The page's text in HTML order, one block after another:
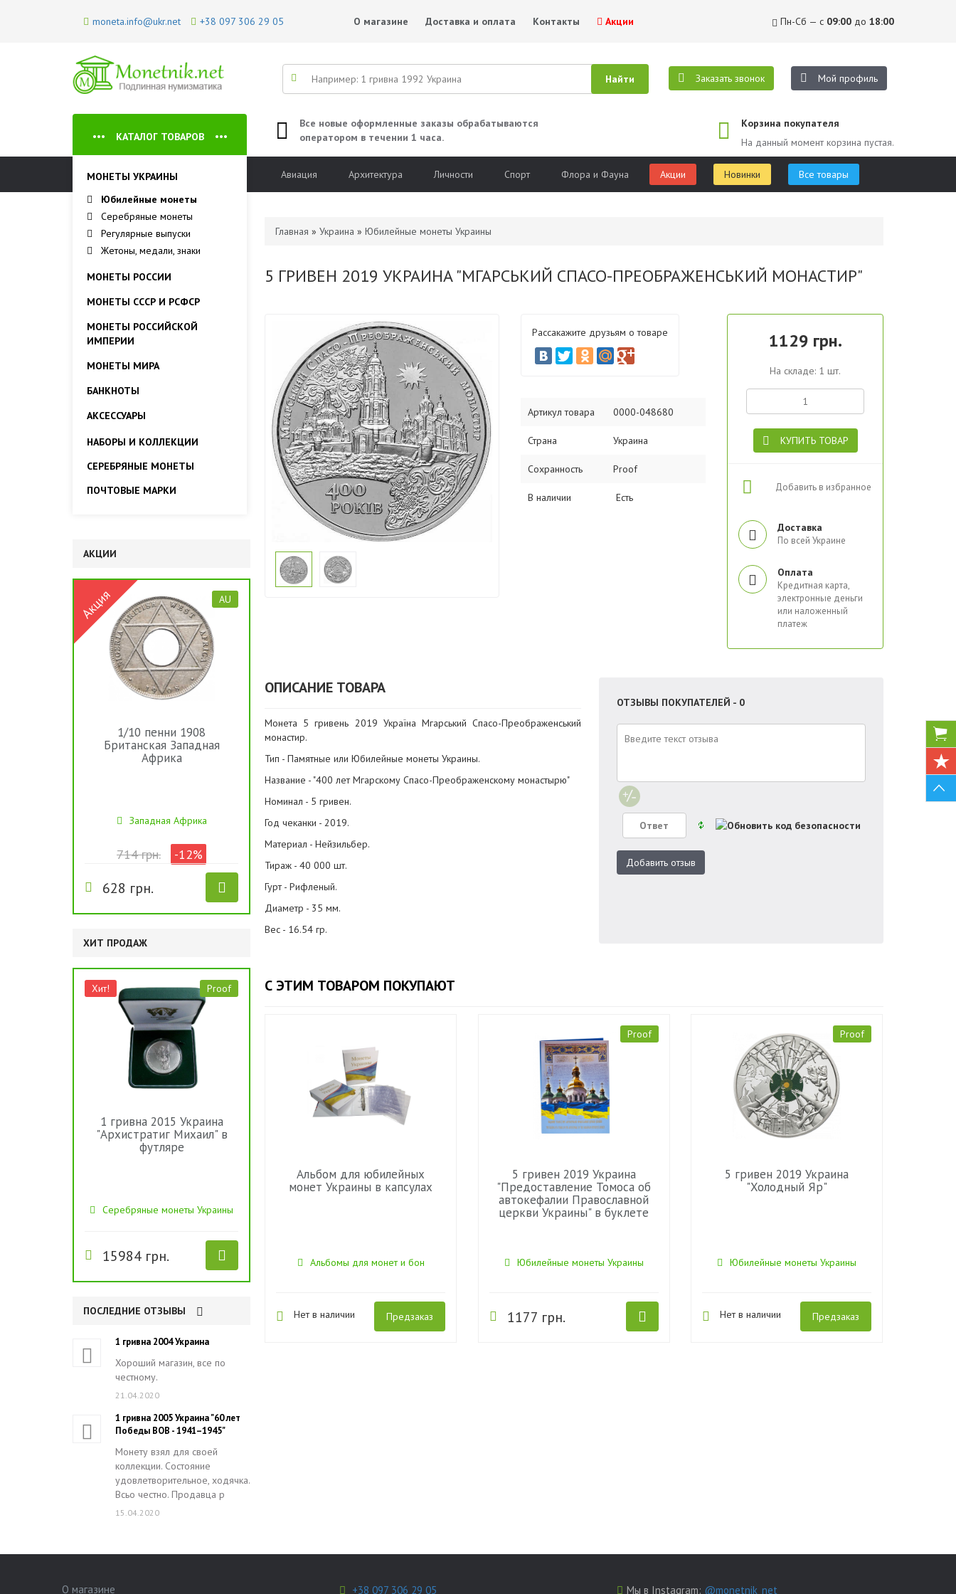
moneta.info@ukr.net +38 097 306 29 05 О магазине Доставка и оплата Контакты Акции Пн-Сб — с 09:00 до 18:00
Заказать звонок Мой профиль
Все новые оформленные заказы обрабатываются
оператором в течении 1 часа.
Корзина покупателя
На данный момент корзина пустая.
Авиация Архитектура Личности Спорт Флора и Фауна Акции Новинки Все товары
КАТАЛОГ ТОВАРОВ
МОНЕТЫ УКРАИНЫ
Юбилейные монеты
Серебряные монеты
Регулярные выпуски
Жетоны, медали, знаки
МОНЕТЫ РОССИИ
МОНЕТЫ СССР И РСФСР
МОНЕТЫ РОССИЙСКОЙ
ИМПЕРИИ
МОНЕТЫ МИРА
БАНКНОТЫ
АКСЕССУАРЫ
НАБОРЫ И КОЛЛЕКЦИИ
СЕРЕБРЯНЫЕ МОНЕТЫ
ПОЧТОВЫЕ МАРКИ
АКЦИИ
AU
1/10 пенни 1908
Британская Западная
Африка
Западная Африка
714 грн. -12%
628 грн.
ХИТ ПРОДАЖ
Proof
Хит!
1 гривна 2015 Украина
"Архистратиг Михаил" в
футляре
Серебряные монеты Украины
15984 грн.
ПОСЛЕДНИЕ ОТЗЫВЫ
1 гривна 2004 Украина
Хороший магазин, все по
честному.
21.04.2020
1 гривна 2005 Украина "60 лет
Победы ВОВ - 1941–1945"
Монету взял для своей
коллекции. Состояние
удовлетворительное, ходячка.
Всьо честно. Продавца р
15.04.2020
Главная » Украина » Юбилейные монеты Украины
5 ГРИВЕН 2019 УКРАИНА "МГАРСЬКИЙ СПАСО-ПРЕОБРАЖЕНСЬКИЙ МОНАСТИР"
Рассакажите друзьям о товаре
Артикул товара 0000-048680
Страна Украина
Сохранность Proof
В наличии Есть
1129 грн.
На складе: 1 шт.
КУПИТЬ ТОВАР
Добавить в избранное
Доставка
По всей Украине
Оплата
Кредитная карта,
электронные деньги
или наложенный
платеж
ОПИСАНИЕ ТОВАРА
Монета 5 гривень 2019 Україна Мгарський Спасо-Преображенський
монастир.
Тип - Памятные или Юбилейные монеты Украины.
Название - "400 лет Мгарскому Спасо-Преображенскому монастырю"
Номинал - 5 гривен.
Год чеканки - 2019.
Материал - Нейзильбер.
Тираж - 40 000 шт.
Гурт - Рифленый.
Диаметр - 35 мм.
Вес - 16.54 гр.
ОТЗЫВЫ ПОКУПАТЕЛЕЙ - 0
Добавить отзыв
С ЭТИМ ТОВАРОМ ПОКУПАЮТ
Альбом для юбилейных
монет Украины в капсулах
Альбомы для монет и бон
Нет в наличии Предзаказ
Proof
5 гривен 2019 Украина
"Предоставление Томоса об
автокефалии Православной
церкви Украины" в буклете
Юбилейные монеты Украины
1177 грн.
Proof
5 гривен 2019 Украина
"Холодный Яр"
Юбилейные монеты Украины
Нет в наличии Предзаказ
О магазине +38 097 306 29 05 Мы в Instagram: @monetnik_net